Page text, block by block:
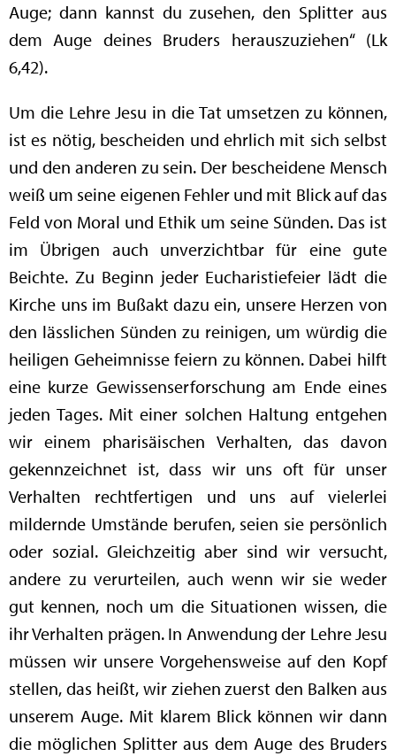
Auge; dann kannst du zusehen, den Splitter aus
dem Auge deines Bruders herauszuziehen“ (Lk
6,42).
Um die Lehre Jesu in die Tat umsetzen zu können,
ist es nötig, bescheiden und ehrlich mit sich selbst
und den anderen zu sein. Der bescheidene Mensch
weiß um seine eigenen Fehler und mit Blick auf das
Feld von Moral und Ethik um seine Sünden. Das ist
im Übrigen auch unverzichtbar für eine gute
Beichte. Zu Beginn jeder Eucharistiefeier lädt die
Kirche uns im Bußakt dazu ein, unsere Herzen von
den lässlichen Sünden zu reinigen, um würdig die
heiligen Geheimnisse feiern zu können. Dabei hilft
eine kurze Gewissenserforschung am Ende eines
jeden Tages. Mit einer solchen Haltung entgehen
wir einem pharisäischen Verhalten, das davon
gekennzeichnet ist, dass wir uns oft für unser
Verhalten rechtfertigen und uns auf vielerlei
mildernde Umstände berufen, seien sie persönlich
oder sozial. Gleichzeitig aber sind wir versucht,
andere zu verurteilen, auch wenn wir sie weder
gut kennen, noch um die Situationen wissen, die
ihr Verhalten prägen. In Anwendung der Lehre Jesu
müssen wir unsere Vorgehensweise auf den Kopf
stellen, das heißt, wir ziehen zuerst den Balken aus
unserem Auge. Mit klarem Blick können wir dann
die möglichen Splitter aus dem Auge des Bruders